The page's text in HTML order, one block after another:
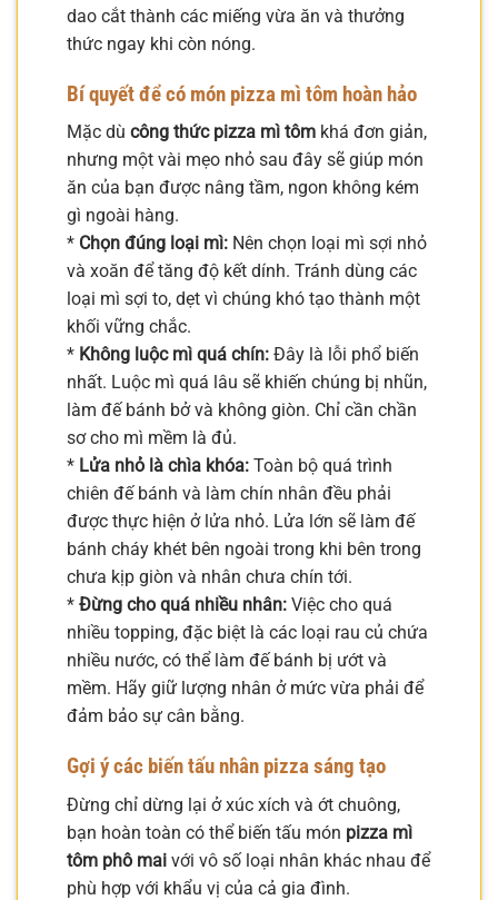
dao cắt thành các miếng vừa ăn và thưởng
thức ngay khi còn nóng.
Bí quyết để có món pizza mì tôm hoàn hảo
Mặc dù công thức pizza mì tôm khá đơn giản,
nhưng một vài mẹo nhỏ sau đây sẽ giúp món
ăn của bạn được nâng tầm, ngon không kém
gì ngoài hàng.
* Chọn đúng loại mì: Nên chọn loại mì sợi nhỏ
và xoăn để tăng độ kết dính. Tránh dùng các
loại mì sợi to, dẹt vì chúng khó tạo thành một
khối vững chắc.
* Không luộc mì quá chín: Đây là lỗi phổ biến
nhất. Luộc mì quá lâu sẽ khiến chúng bị nhũn,
làm đế bánh bở và không giòn. Chỉ cần chần
sơ cho mì mềm là đủ.
* Lửa nhỏ là chìa khóa: Toàn bộ quá trình
chiên đế bánh và làm chín nhân đều phải
được thực hiện ở lửa nhỏ. Lửa lớn sẽ làm đế
bánh cháy khét bên ngoài trong khi bên trong
chưa kịp giòn và nhân chưa chín tới.
* Đừng cho quá nhiều nhân: Việc cho quá
nhiều topping, đặc biệt là các loại rau củ chứa
nhiều nước, có thể làm đế bánh bị ướt và
mềm. Hãy giữ lượng nhân ở mức vừa phải để
đảm bảo sự cân bằng.
Gợi ý các biến tấu nhân pizza sáng tạo
Đừng chỉ dừng lại ở xúc xích và ớt chuông,
bạn hoàn toàn có thể biến tấu món pizza mì
tôm phô mai với vô số loại nhân khác nhau để
phù hợp với khẩu vị của cả gia đình.